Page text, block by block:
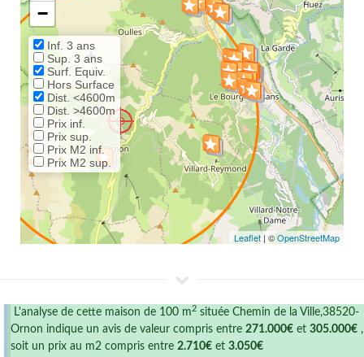
−
Inf. 3 ans
Sup. 3 ans
Surf. Equiv.
Hors Surface
Dist. <4600m
Dist. >4600m
Prix inf.
Prix sup.
Prix M2 inf.
Prix M2 sup.
Leaflet | ©OpenStreetMap
L'analyse de cette maison de 100 m 2 située Chemin de la Ville,38520-
Ornon indique un avis de valeur compris entre 271.000€ et 305.000€ ,
soit un prix au m2 compris entre 2.710€ et 3.050€